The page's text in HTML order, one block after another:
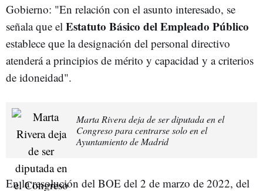
Gobierno: "En relación con el asunto interesado, se
señala que el Estatuto Básico del Empleado Público
establece que la designación del personal directivo
atenderá a principios de mérito y capacidad y a criterios
de idoneidad".
Marta Rivera deja de ser diputada en el
Congreso para centrarse solo en el
Ayuntamiento de Madrid
En la resolución del BOE del 2 de marzo de 2022, del